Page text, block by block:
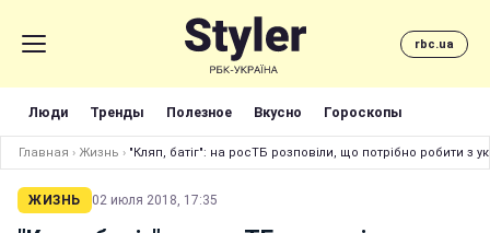
rbc.ua
Люди Тренды Полезное Вкусно Гороскопы
Главная › Жизнь › "Кляп, батіг": на росТБ розповіли, що потрібно робити з
ЖИЗНЬ 02 июля 2018, 17:35